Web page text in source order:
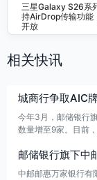
三星Galaxy S26系
持AirDrop传输功能
开放
相关快讯
城商行争取AIC
今年3月，邮储银行
数量增至9家。目前
现出较高热情，但目
制银行层面，城商
邮储银行旗下中
中邮邮惠万家银行有